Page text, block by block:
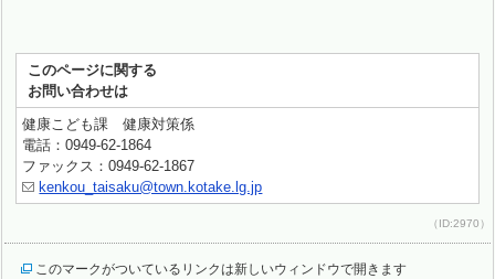
このページに関する
お問い合わせは
健康こども課 健康対策係
電話：0949-62-1864
ファックス：0949-62-1867
kenkou_taisaku@town.kotake.lg.jp
（ID:2970）
このマークがついているリンクは新しいウィンドウで開きます